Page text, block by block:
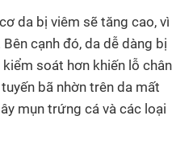
da bị viêm sẽ tăng cao, vì
cạnh đó, da dễ dàng bị
soát hơn khiến lỗ chân
bã nhờn trên da mất
mụn trứng cá và các loại